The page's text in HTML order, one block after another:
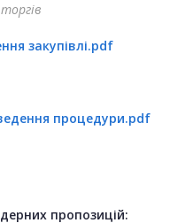
закупівлі.pdf
процедури.pdf
пропозицій: